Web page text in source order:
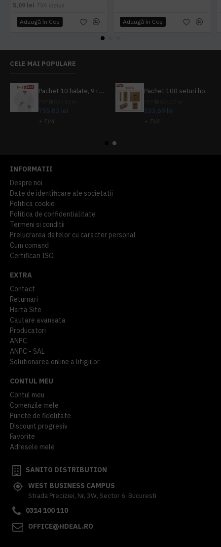
5,09 lei TVA inclus
Adaugă în Coş Adaugă în Coş
CELE MAI POPULARE
Pachet 10 halate, 9+1 gratuit
755,82 lei
+ TVA
Pachet 100 seturi hoteliere, set dentar, set barbierit, casca de dus, pila unghii, set cusut
533,69 lei
+ TVA
INFORMATII
Despre noi
Date de identificare ale societatii
Politica cookie
Politica de confidentialitate
Termeni si conditii
Prelucrarea datelor cu caracter personal
Cum comand
Certificari ISO
EXTRA
Contact
Returnari
Harta Site
Cautare avansata
Producatori
ANPC
ANPC - SAL
Solutionarea online a litigiilor
CONTUL MEU
Contul meu
Comenzile mele
Puncte de fidelitate
Discount progresiv
Favorite
Adresele mele
SANITO DISTRIBUTION
WEST BUSINESS CAMPUS
Strada Preciziei, Nr, 3W, Sector 6, Bucuresti
0314 100 110
OFFICE@HDEAL.RO